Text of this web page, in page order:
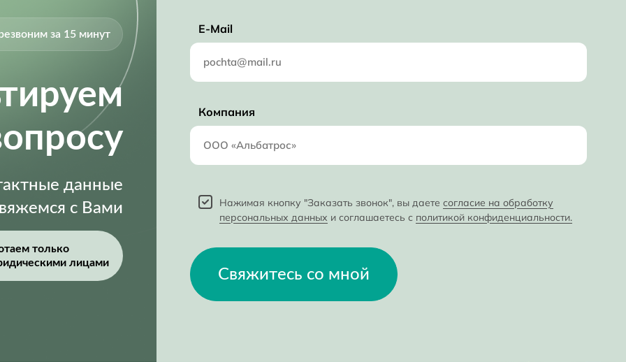
за 15 минут
данные
с Вами
только
лицами
E-Mail
Компания
Нажимая кнопку "Заказать звонок", вы даете согласие на обработку
персональных данных и соглашаетесь с политикой конфиденциальности.
Свяжитесь со мной